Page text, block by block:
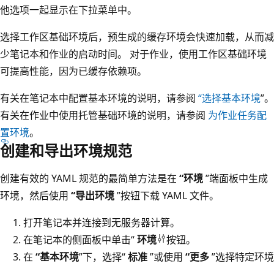
他选项一起显示在下拉菜单中。
选择工作区基础环境后，预生成的缓存环境会快速加载，从而减
少笔记本和作业的启动时间。 对于作业，使用工作区基础环境
可提高性能，因为已缓存依赖项。
有关在笔记本中配置基本环境的说明，请参阅 “选择基本环境”。
有关在作业中使用托管基础环境的说明，请参阅 为作业任务配
置环境。
创建和导出环境规范
创建有效的 YAML 规范的最简单方法是在 “环境”端面板中生成
环境，然后使用 “导出环境”按钮下载 YAML 文件。
打开笔记本并连接到无服务器计算。
在笔记本的侧面板中单击“环境
按钮。
在 “基本环境”下，选择“标准”或使用 “更多”选择特定环境